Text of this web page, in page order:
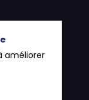
améliorer